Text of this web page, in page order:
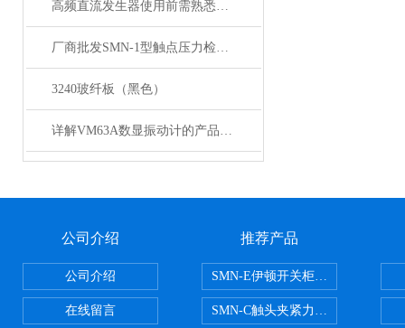
高频直流发生器使用前需熟悉设备操作
厂商批发SMN-1型触点压力检测仪
3240玻纤板（黑色）
详解VM63A数显振动计的产品参数
公司介绍
公司介绍
在线留言
推荐产品
SMN-E伊顿开关柜触头夹紧力检
SMN-C触头夹紧力检测仪